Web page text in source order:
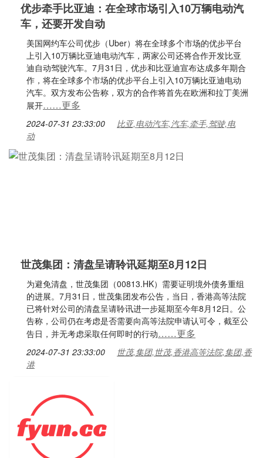
优步牵手比亚迪：在全球市场引入10万辆电动汽
车，还要开发自动
美国网约车公司优步（Uber）将在全球多个市场的优步平台
上引入10万辆比亚迪电动汽车，两家公司还将合作开发比亚
迪自动驾驶汽车。7月31日，优步和比亚迪宣布达成多年期合
作，将在全球多个市场的优步平台上引入10万辆比亚迪电动
汽车。双方发布公告称，双方的合作将首先在欧洲和拉丁美洲
展开……更多
2024-07-31 23:33:00
比亚,电动汽车,汽车,牵手,驾驶,电
动
世茂集团：清盘呈请聆讯延期至8月12日
为避免清盘，世茂集团（00813.HK）需要证明境外债务重组
的进展。7月31日，世茂集团发布公告，当日，香港高等法院
已将针对公司的清盘呈请聆讯进一步延期至今年8月12日。公
告称，公司仍在考虑是否需要向高等法院申请认可令，截至公
告日，并无考虑采取任何即时的行动……更多
2024-07-31 23:33:00
世茂,集团,世茂,香港高等法院,集团,香
港